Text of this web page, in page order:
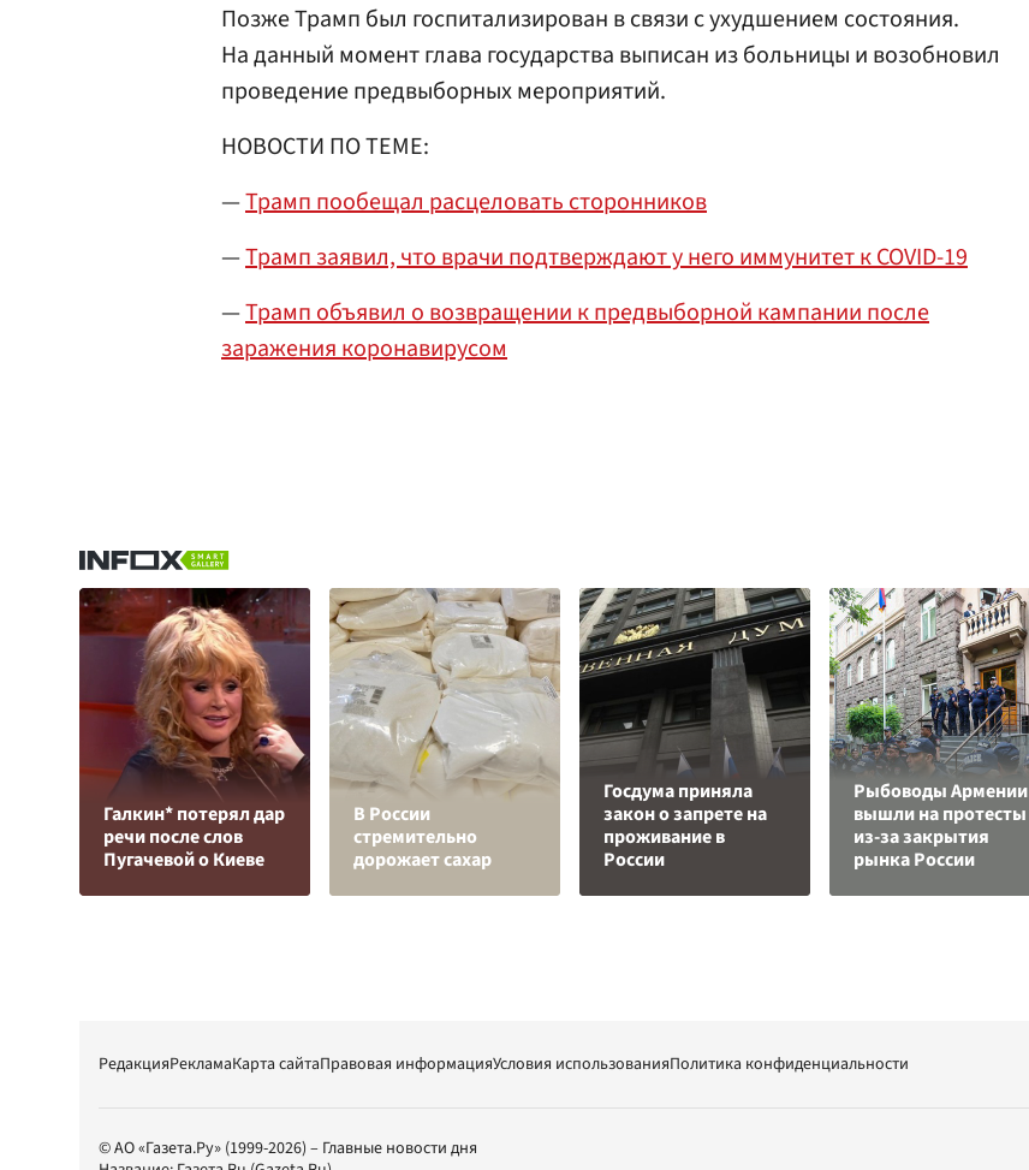
Позже Трамп был госпитализирован в связи с ухудшением состояния.
На данный момент глава государства выписан из больницы и возобновил
проведение предвыборных мероприятий.
НОВОСТИ ПО ТЕМЕ:
—Трамп пообещал расцеловать сторонников
—Трамп заявил, что врачи подтверждают у него иммунитет к COVID-19
—Трамп объявил о возвращении к предвыборной кампании после
заражения коронавирусом
Галкин* потерял дар
речи после слов
Пугачевой о Киеве
В России
стремительно
дорожает сахар
Госдума приняла
закон о запрете на
проживание в
России
Рыбоводы Армении
вышли на протесты
из-за закрытия
рынка России
РедакцияРекламаКарта сайтаПравовая информацияУсловия использованияПолитика конфиденциальности
© АО «Газета.Ру» (1999-2026) – Главные новости дня